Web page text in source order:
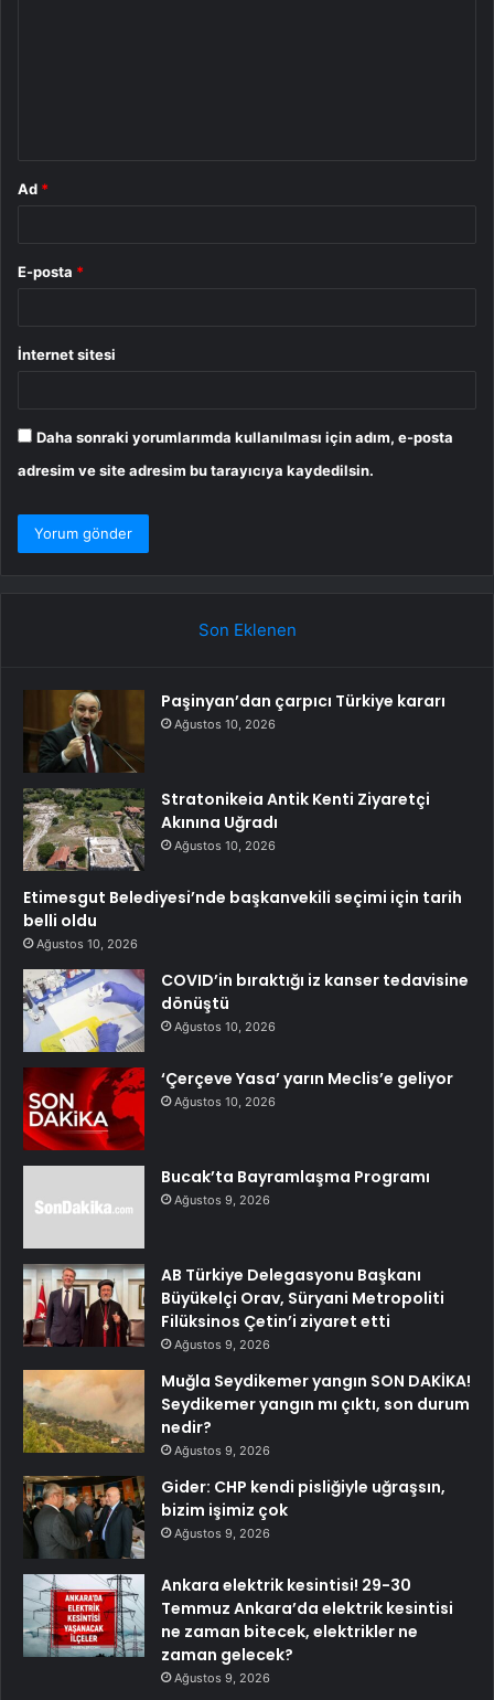
Ad *
E-posta *
İnternet sitesi
Daha sonraki yorumlarımda kullanılması için adım, e-posta
adresim ve site adresim bu tarayıcıya kaydedilsin.
Son Eklenen
Paşinyan’dan çarpıcı Türkiye kararı
Ağustos 10, 2026
Stratonikeia Antik Kenti Ziyaretçi
Akınına Uğradı
Ağustos 10, 2026
Etimesgut Belediyesi’nde başkanvekili seçimi için tarih
belli oldu
Ağustos 10, 2026
COVID’in bıraktığı iz kanser tedavisine
dönüştü
Ağustos 10, 2026
‘Çerçeve Yasa’ yarın Meclis’e geliyor
Ağustos 10, 2026
Bucak’ta Bayramlaşma Programı
Ağustos 9, 2026
AB Türkiye Delegasyonu Başkanı
Büyükelçi Orav, Süryani Metropoliti
Filüksinos Çetin’i ziyaret etti
Ağustos 9, 2026
Muğla Seydikemer yangın SON DAKİKA!
Seydikemer yangın mı çıktı, son durum
nedir?
Ağustos 9, 2026
Gider: CHP kendi pisliğiyle uğraşsın,
bizim işimiz çok
Ağustos 9, 2026
Ankara elektrik kesintisi! 29-30
Temmuz Ankara’da elektrik kesintisi
ne zaman bitecek, elektrikler ne
zaman gelecek?
Ağustos 9, 2026